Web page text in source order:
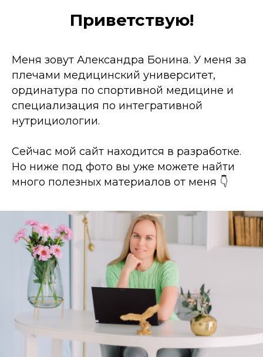
Приветствую!
Меня зовут Александра Бонина. У меня за
плечами медицинский университет,
ординатура по спортивной медицине и
специализация по интегративной
нутрициологии.
Сейчас мой сайт находится в разработке.
Но ниже под фото вы уже можете найти
много полезных материалов от меня 👇